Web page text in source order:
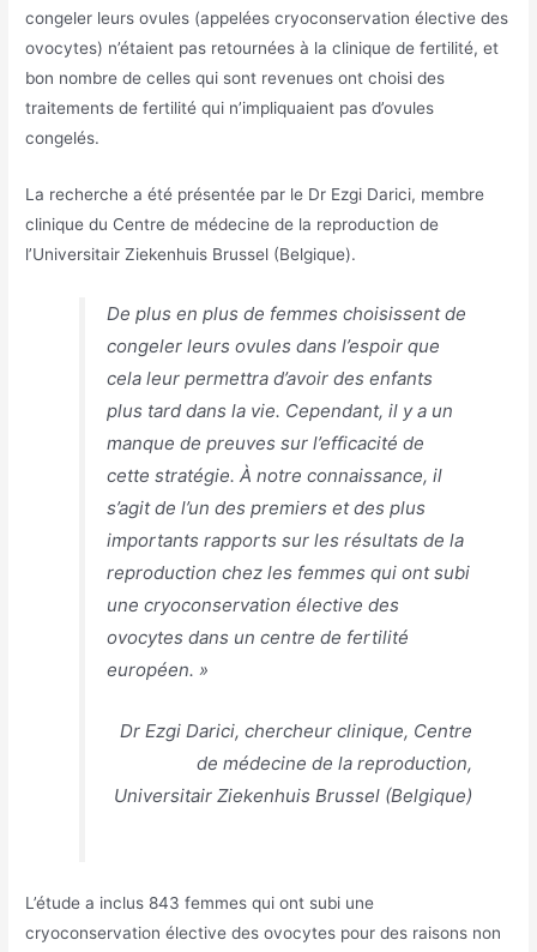
congeler leurs ovules (appelées cryoconservation élective des
ovocytes) n’étaient pas retournées à la clinique de fertilité, et
bon nombre de celles qui sont revenues ont choisi des
traitements de fertilité qui n’impliquaient pas d’ovules
congelés.
La recherche a été présentée par le Dr Ezgi Darici, membre
clinique du Centre de médecine de la reproduction de
l’Universitair Ziekenhuis Brussel (Belgique).
De plus en plus de femmes choisissent de
congeler leurs ovules dans l’espoir que
cela leur permettra d’avoir des enfants
plus tard dans la vie. Cependant, il y a un
manque de preuves sur l’efficacité de
cette stratégie. À notre connaissance, il
s’agit de l’un des premiers et des plus
importants rapports sur les résultats de la
reproduction chez les femmes qui ont subi
une cryoconservation élective des
ovocytes dans un centre de fertilité
européen. »
Dr Ezgi Darici, chercheur clinique, Centre
de médecine de la reproduction,
Universitair Ziekenhuis Brussel (Belgique)
L’étude a inclus 843 femmes qui ont subi une
cryoconservation élective des ovocytes pour des raisons non